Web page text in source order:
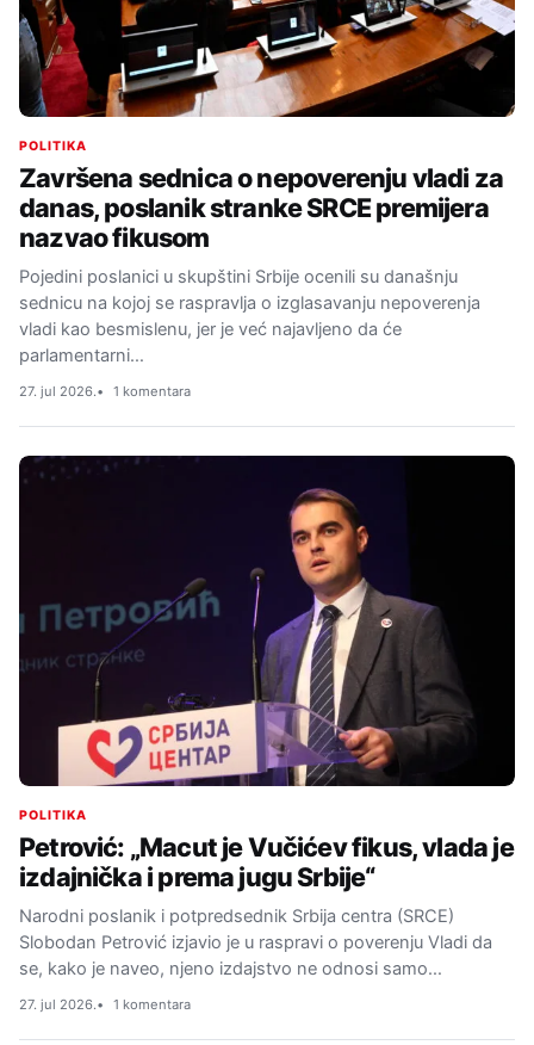
POLITIKA
Završena sednica o nepoverenju vladi za
danas, poslanik stranke SRCE premijera
nazvao fikusom
Pojedini poslanici u skupštini Srbije ocenili su današnju
sednicu na kojoj se raspravlja o izglasavanju nepoverenja
vladi kao besmislenu, jer je već najavljeno da će
parlamentarni…
27. jul 2026. 1 komentara
POLITIKA
Petrović: „Macut je Vučićev fikus, vlada je
izdajnička i prema jugu Srbije“
Narodni poslanik i potpredsednik Srbija centra (SRCE)
Slobodan Petrović izjavio je u raspravi o poverenju Vladi da
se, kako je naveo, njeno izdajstvo ne odnosi samo…
27. jul 2026. 1 komentara